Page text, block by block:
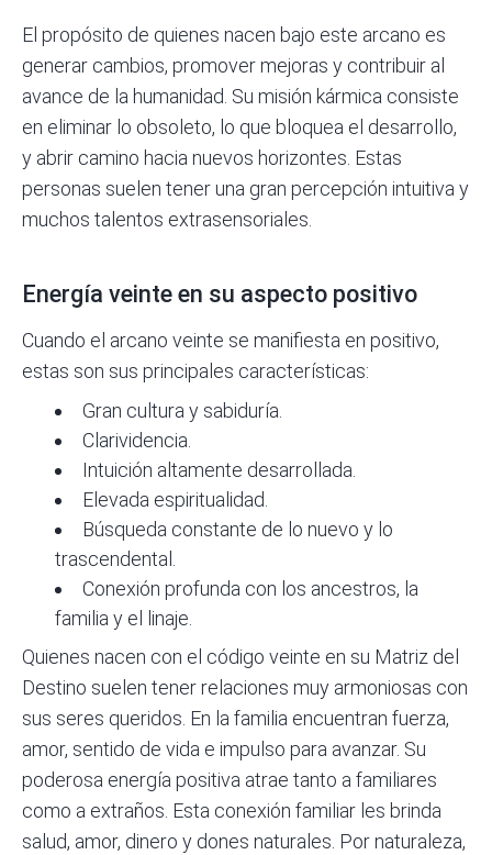
El propósito de quienes nacen bajo este arcano es
generar cambios, promover mejoras y contribuir al
avance de la humanidad. Su misión kármica consiste
en eliminar lo obsoleto, lo que bloquea el desarrollo,
y abrir camino hacia nuevos horizontes. Estas
personas suelen tener una gran percepción intuitiva y
muchos talentos extrasensoriales.
Energía veinte en su aspecto positivo
Cuando el arcano veinte se manifiesta en positivo,
estas son sus principales características:
Gran cultura y sabiduría
Clarividencia.
Intuición altamente desarrollada.
Elevada espiritualidad.
Búsqueda constante de lo nuevo y lo
trascendental.
Conexión profunda con los ancestros, la
familia y el linaje.
Quienes nacen con el código veinte en su Matriz del
Destino suelen tener relaciones muy armoniosas con
sus seres queridos. En la familia encuentran fuerza,
amor, sentido de vida e impulso para avanzar. Su
poderosa energía positiva atrae tanto a familiares
como a extraños. Esta conexión familiar les brinda
salud, amor, dinero y dones naturales. Por naturaleza,